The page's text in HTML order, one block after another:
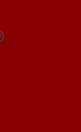
Instagram